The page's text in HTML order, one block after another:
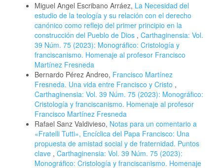
Miguel Angel Escribano Arráez, La Necesidad del
estudio de la teología y su relación con el derecho
canónico como reflejo del primer principio en la
construcción del Pueblo de Dios , Carthaginensia: Vol.
39 Núm. 75 (2023): Monográfico: Cristología y
franciscanismo. Homenaje al profesor Francisco
Martínez Fresneda
Bernardo Pérez Andreo, Francisco Martínez
Fresneda. Una vida entre Francisco y Cristo ,
Carthaginensia: Vol. 39 Núm. 75 (2023): Monográfico:
Cristología y franciscanismo. Homenaje al profesor
Francisco Martínez Fresneda
Rafael Sanz Valdivieso, Notas para un comentario a
«Fratelli Tutti», Encíclica del Papa Francisco: Una
propuesta de amistad social y de fraternidad. Puntos
clave , Carthaginensia: Vol. 39 Núm. 75 (2023):
Monográfico: Cristología y franciscanismo. Homenaje